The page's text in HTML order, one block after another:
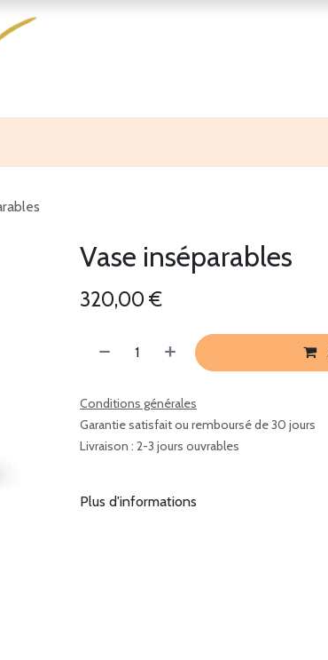
Vase inséparables
320,00 €
Conditions générales
Garantie satisfait ou remboursé de 30 jours
Livraison : 2-3 jours ouvrables
Plus d'informations